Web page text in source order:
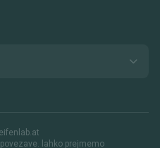
lahko prejmemo